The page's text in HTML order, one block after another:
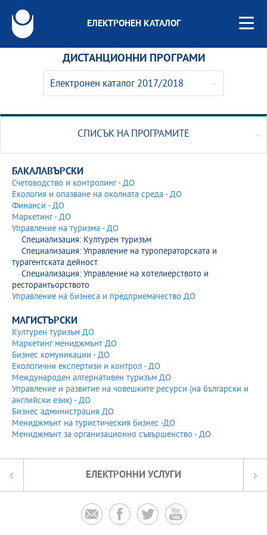
ЕЛЕКТРОНЕН КАТАЛОГ
ДИСТАНЦИОННИ ПРОГРАМИ
Електронен каталог 2017/2018
Електронен каталог 2025/2026
Електронен каталог 2023/2024
Електронен каталог 2022/2023
Електронен каталог 2021/2022
Електронен каталог 2020/2021
Електронен каталог 2019/2020
Електронен каталог 2018/2019
Електронен каталог 2017/2018
Електронен каталог 2016/2017
Електронен каталог 2015/2016
Електронен каталог 2014/2015
Електронен каталог 2013/2014
СПИСЪК НА ПРОГРАМИТЕ
БАКАЛАВЪРСКИ
Счетоводство и контролинг - ДО
Екология и опазване на околната среда - ДО
Финанси - ДО
Маркетинг - ДО
Управление на туризма - ДО
Специализация: Културен туризъм
Специализация: Управление на туроператорската и
турагентската дейност
Специализация: Управление на хотелиерството и
ресторантьорството
Управление на бизнеса и предприемачество ДО
МАГИСТЪРСКИ
Културен туризъм ДО
Маркетинг мениджмънт ДО
Бизнес комуникации - ДО
Екологични експертизи и контрол - ДО
Международен алтернативен туризъм ДО
Управление и развитие на човешките ресурси (на български и
английски език) - ДО
Бизнес администрация ДО
Мениджмънт на туристическия бизнес -ДО
Мениджмънт за организационно съвършенство - ДО
ЕЛЕКТРОННИ УСЛУГИ
   